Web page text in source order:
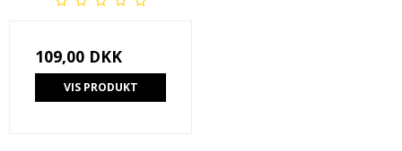
109,00 DKK
VIS PRODUKT